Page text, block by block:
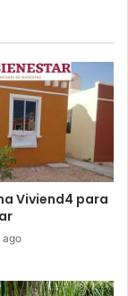
Viviend4 para
ago